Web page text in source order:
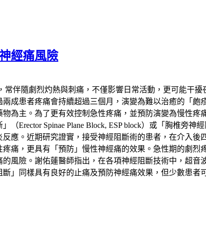
經痛風險
伴隨劇烈灼熱與刺痛，不僅影響日常活動，更可能干
患者疼痛會持續超過三個月，演變為難以治癒的「皰
為主。為了更有效控制急性疼痛，並預防演變為慢性
Erector Spinae Plane Block, ESP block）或「胸椎旁神
應。近期研究證實，接受神經阻斷術的患者，在介入
痛，更具有「預防」慢性神經痛的效果。急性期的劇烈
風險。謝佑蓮醫師指出，在各項神經阻斷技術中，超
」同樣具有良好的止痛及預防神經痛效果，但少數患者